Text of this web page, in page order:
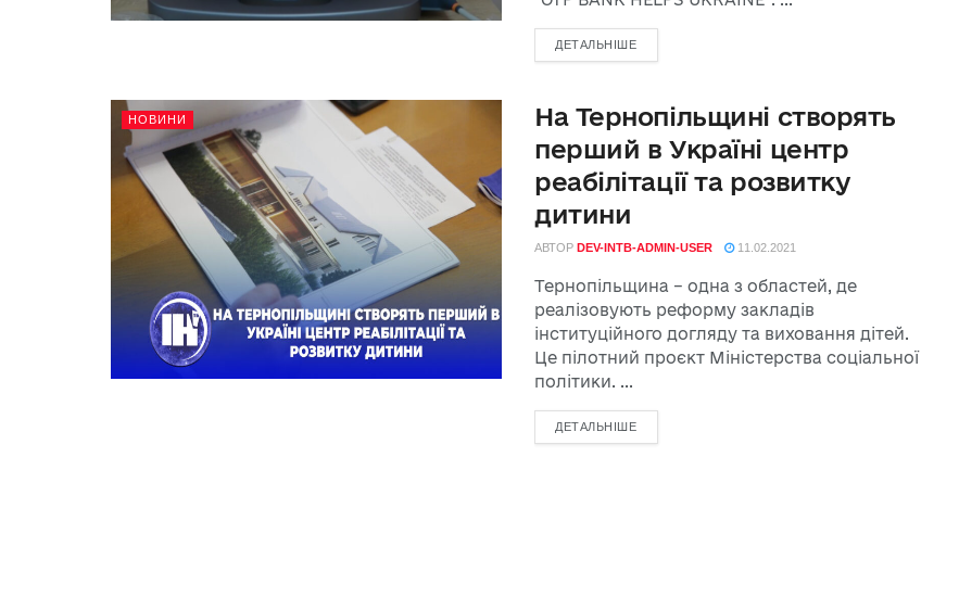
ДЕТАЛЬНІШЕ
НОВИНИ
На Тернопільщині створять
перший в Україні центр
реабілітації та розвитку
дитини
АВТОР DEV-INTB-ADMIN-USER 11.02.2021
Тернопільщина – одна з областей, де
реалізовують реформу закладів
інституційного догляду та виховання дітей.
Це пілотний проєкт Міністерства соціальної
політики. ...
ДЕТАЛЬНІШЕ